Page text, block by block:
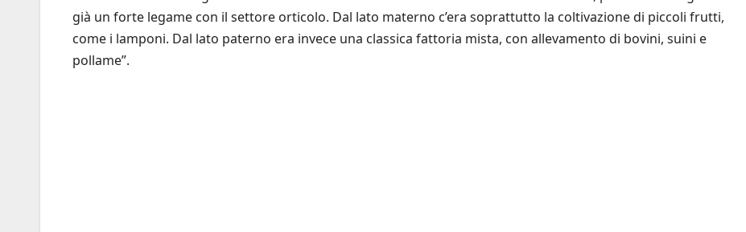
già un forte legame con il settore orticolo. Dal lato materno c’era soprattutto la coltivazione di piccoli frutti,
come i lamponi. Dal lato paterno era invece una classica fattoria mista, con allevamento di bovini, suini e
pollame”.